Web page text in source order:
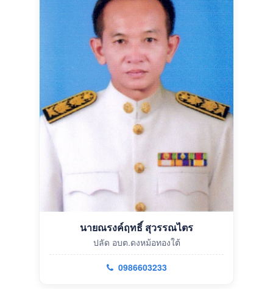
นายณรงค์ฤทธิ์ สุวรรณไตร
ปลัด อบต.ดงหม้อทองใต้
0986603233